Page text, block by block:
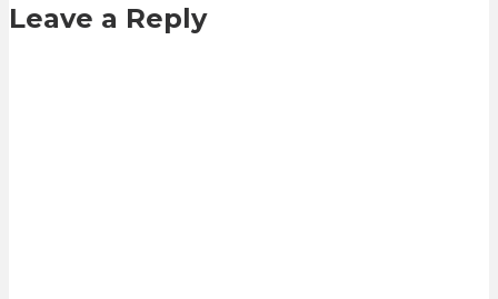
Leave a Reply